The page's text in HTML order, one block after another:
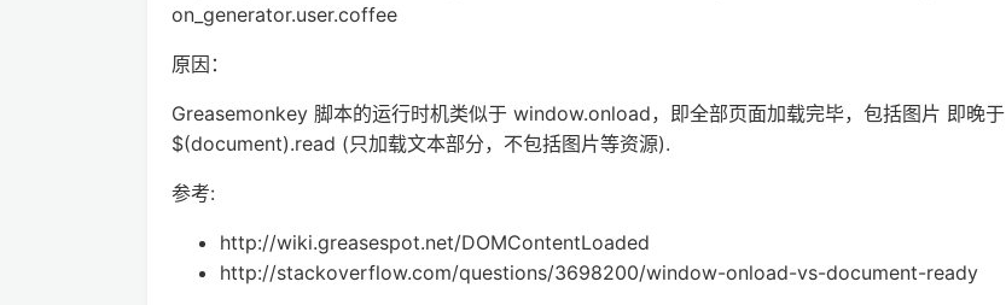
on_generator.user.coffee
原因：
Greasemonkey 脚本的运行时机类似于 window.onload，即全部页面加载完毕，包括图片 即晚于
$(document).read (只加载文本部分，不包括图片等资源).
参考:
http://wiki.greasespot.net/DOMContentLoaded
http://stackoverflow.com/questions/3698200/window-onload-vs-document-ready